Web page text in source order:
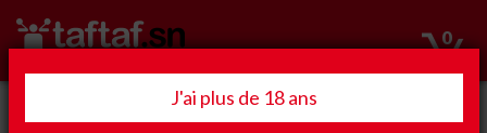
J'ai plus de 18 ans
0
Apéro